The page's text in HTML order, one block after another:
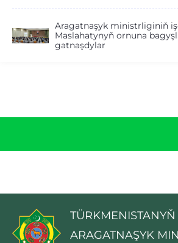
Aragatnaşyk ministrliginiň
Maslahatynyň ornuna
gatnaşdylar
TÜRKMENISTANYŇ
ARAGATNAŞYK